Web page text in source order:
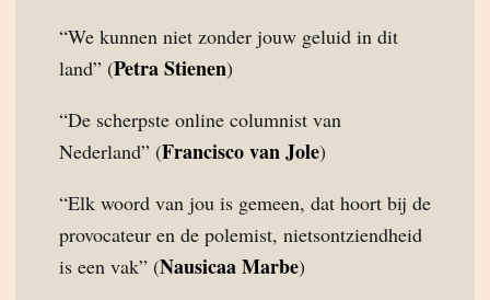
“We kunnen niet zonder jouw geluid in dit
land” (Petra Stienen)
“De scherpste online columnist van
Nederland” (Francisco van Jole)
“Elk woord van jou is gemeen, dat hoort bij de
provocateur en de polemist, nietsontziendheid
is een vak” (Nausicaa Marbe)